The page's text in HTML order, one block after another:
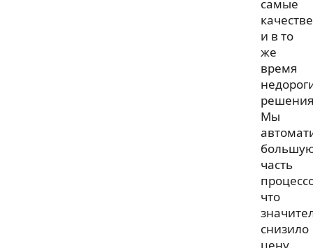
самые
и в то
же
время
Мы
часть
что
снизило